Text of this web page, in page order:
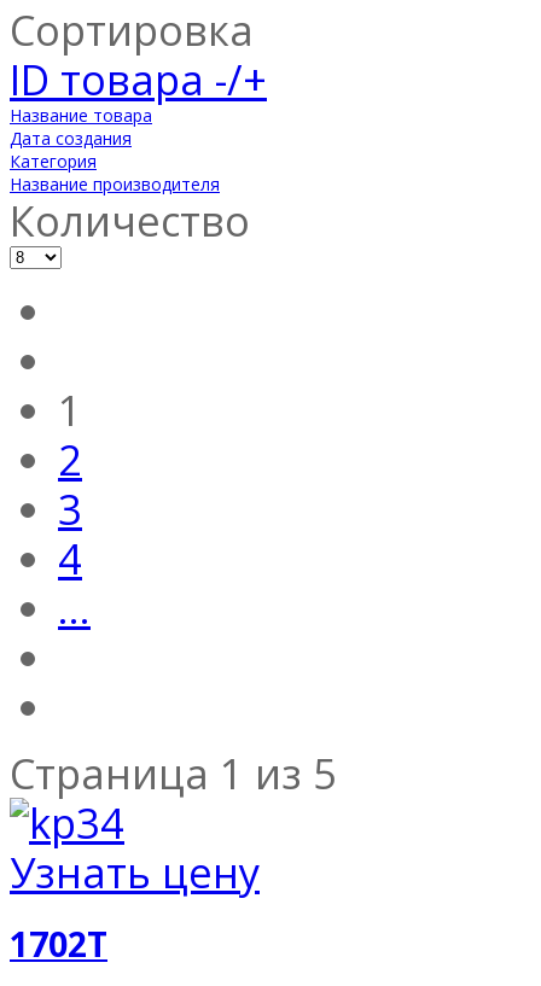
Сортировка
ID товара -/+
Название товара
Дата создания
Категория
Название производителя
Количество
1
2
3
4
...
Страница 1 из 5
Узнать цену
1702T